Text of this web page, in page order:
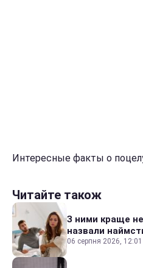
Интересные факты о
Читайте також
З ними краще
назвали
06 серпня 2026, 12:01